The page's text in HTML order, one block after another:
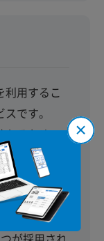
利用するこ
です。
かるため、
きるのが
境が必須で